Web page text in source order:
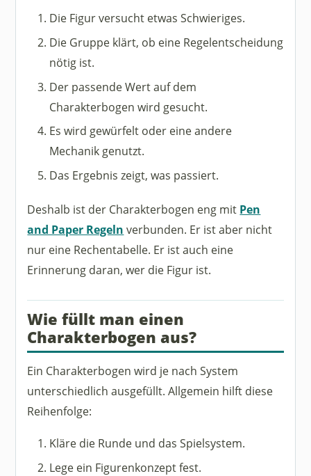
Die Figur versucht etwas Schwieriges.
Die Gruppe klärt, ob eine Regelentscheidung
nötig ist.
Der passende Wert auf dem
Charakterbogen wird gesucht.
Es wird gewürfelt oder eine andere
Mechanik genutzt.
Das Ergebnis zeigt, was passiert.
Deshalb ist der Charakterbogen eng mit Pen
and Paper Regeln verbunden. Er ist aber nicht
nur eine Rechentabelle. Er ist auch eine
Erinnerung daran, wer die Figur ist.
Wie füllt man einen
Charakterbogen aus?
Ein Charakterbogen wird je nach System
unterschiedlich ausgefüllt. Allgemein hilft diese
Reihenfolge:
Kläre die Runde und das Spielsystem.
Lege ein Figurenkonzept fest.